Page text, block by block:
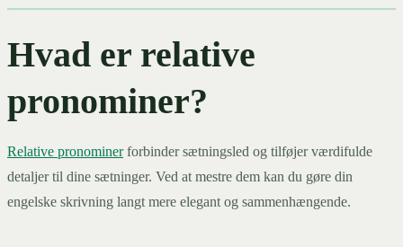
Hvad er relative
pronominer?
Relative pronominerforbinder sætningsled og tilføjer værdifulde
detaljer til dine sætninger. Ved at mestre dem kan du gøre din
engelske skrivning langt mere elegant og sammenhængende.